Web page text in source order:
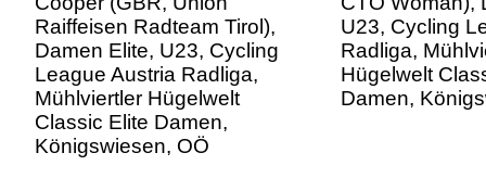
Classic Elite Damen,
Königswiesen, OÖ